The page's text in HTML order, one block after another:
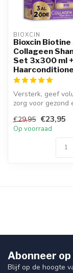
BIOXCIN
Bioxcin Biotine
Collageen
Set 3x300 ml +
Versterk, geef
zorg voor gezond
Biotin & ...
€29,95 €23,95
Op voorraad
Abonneer
Blijf op de hoogte